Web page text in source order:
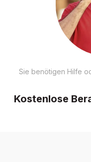
Sie benötigen Hilfe
Kostenlose